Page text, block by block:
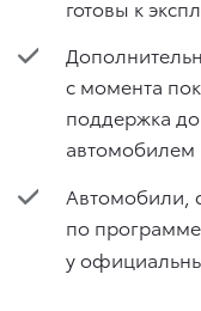
готовы к
с момента
поддержка
автомобилем
Автомобили,
по
у